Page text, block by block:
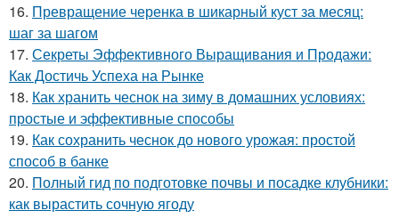
16. Превращение черенка в шикарный куст за месяц:
шаг за шагом
17. Секреты Эффективного Выращивания и Продажи:
Как Достичь Успеха на Рынке
18. Как хранить чеснок на зиму в домашних условиях:
простые и эффективные способы
19. Как сохранить чеснок до нового урожая: простой
способ в банке
20. Полный гид по подготовке почвы и посадке клубники:
как вырастить сочную ягоду